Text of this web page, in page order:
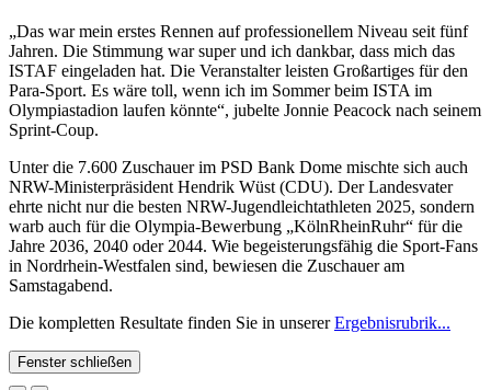
„Das war mein erstes Rennen auf professionellem Niveau seit fünf
Jahren. Die Stimmung war super und ich dankbar, dass mich das
ISTAF eingeladen hat. Die Veranstalter leisten Großartiges für den
Para-Sport. Es wäre toll, wenn ich im Sommer beim ISTA im
Olympiastadion laufen könnte“, jubelte Jonnie Peacock nach seinem
Sprint-Coup.
Unter die 7.600 Zuschauer im PSD Bank Dome mischte sich auch
NRW-Ministerpräsident Hendrik Wüst (CDU). Der Landesvater
ehrte nicht nur die besten NRW-Jugendleichtathleten 2025, sondern
warb auch für die Olympia-Bewerbung „KölnRheinRuhr“ für die
Jahre 2036, 2040 oder 2044. Wie begeisterungsfähig die Sport-Fans
in Nordrhein-Westfalen sind, bewiesen die Zuschauer am
Samstagabend.
Die kompletten Resultate finden Sie in unsererErgebnisrubrik...
Fenster schließen